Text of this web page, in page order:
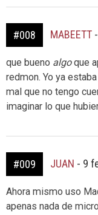
#008 MABEETT -
que bueno algoque
redmon. Yo ya
mal que no tengo
imaginar lo que
#009 JUAN - 9
Ahora mismo uso
apenas nada de